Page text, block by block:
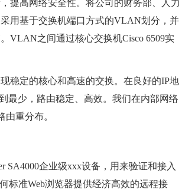
高网络安全性。将公司的财务部、人力
用基于交换机端口方式的VLAN划分，并
VLAN之间通过核心交换机Cisco 6509实
定的核心和高速的交换。在良好的IP地
最少，路由稳定、高效。我们在内部网络
重分布。
企业级xxx设备，用来验证和接入
标准Web浏览器提供经济高效的远程接